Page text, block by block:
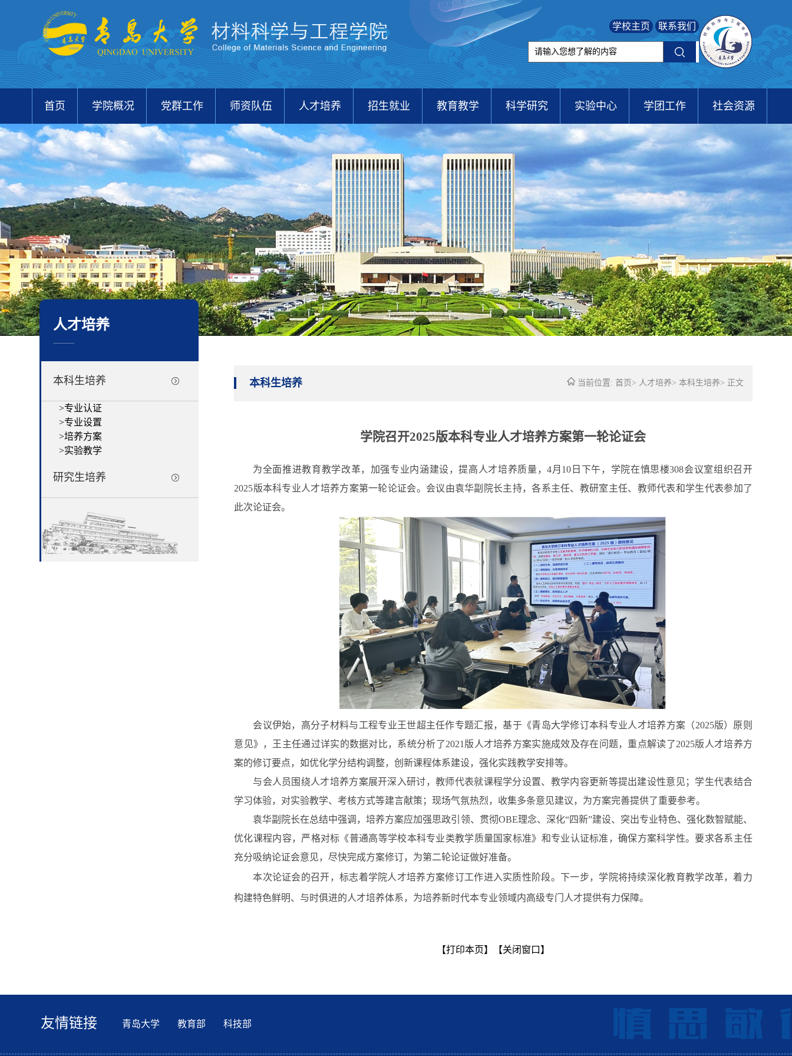
学校主页 联系我们
首页 学院概况 党群工作 师资队伍 人才培养 招生就业 教育教学 科学研究 实验中心 学团工作 社会资源
校友之家
人才培养
..................
本科生培养
>专业认证
>专业设置
>培养方案
>实验教学
研究生培养
本科生培养 当前位置: 首页 > 人才培养> 本科生培养> 正文
学院召开2025版本科专业人才培养方案第一轮论证会
为全面推进教育教学改革， 加强专业内涵建设，提高人才培养质量，4月 10 日 下午，学院在慎思楼308会议室组织召开
2025版本科专业人才培养方案第一轮论证会。 会议由袁华副 院长主持，各系主任、 教研室主任、教师代表和学生代表参加了
此次论证会。
会议伊始，高分子材料与工程专业王世超主任作专题汇报，基于《青岛大学修订本科专业人才培养方案（2025版）原则
意见》，王主任通过详实的数据对比，系统分析了2021版 人才培养方案实施成效及存在问题，重点解读了2025版 人才培养方
案的修订要点，如优化学分结构调整，创新课程体系建设，强化实践教学安排等。
与会人员围绕人才培养方案展开深入研讨，教师代表就课程学分设置、教学内容更新等提出建设性意见 ； 学生代表结合
学习体验，对实验教学、考核方式等建言献策 ；现场气氛热烈，收集多条意见建议，为方案完善提供了重要参考。
袁华副 院长在总结中强调 ，培养方案应加强思政引领、贯彻OBE理念、深化“四新”建设、 突出专业特色、 强化数智赋能、
优化课程内容， 严格对标《普通高等学校本科专业类教学质量国家标准》和专业认证标准，确保方案科学性。要求各系主任
充分吸纳论证会意见，尽快完成方案修订，为第二轮论证做好准备。
本次论证会的召开，标志着学院人才培养方案修订工作进入实质性阶段。下一步，学院将持续深化教育教学改革，着力
构建特色鲜明、与时俱进的人才培养体系，为培养新时代本专业领域内高级专门 人才提供有力保障。
【打印本页】 【关闭窗口】
友情链接 青岛大学 教育部 科技部